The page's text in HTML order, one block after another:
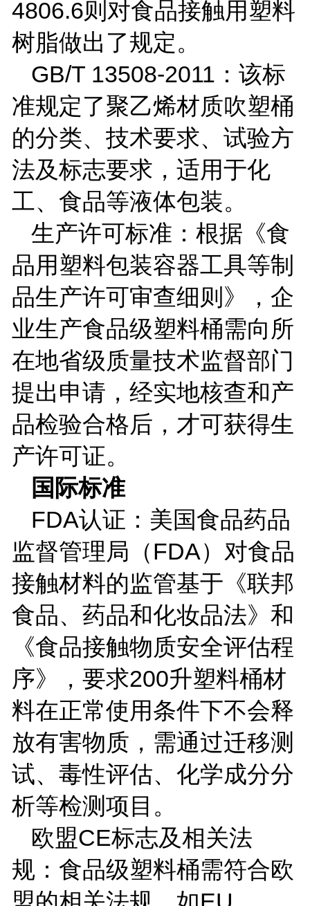
4806.6则对食品接触用塑料
树脂做出了规定。
GB/T 13508-2011 ：该标
准规定了聚乙烯材质吹塑桶
的分类、技术要求、试验方
法及标志要求，适用于化
工、食品等液体包装。
生产许可标准：根据《食
品用塑料包装容器工具等制
品生产许可审查细则》，企
业生产食品级塑料桶需向所
在地省级质量技术监督部门
提出申请，经实地核查和产
品检验合格后，才可获得生
产许可证。
国际标准
FDA认证：美国食品药品
监督管理局（FDA）对食品
接触材料的监管基于《联邦
食品、药品和化妆品法》和
《食品接触物质安全评估程
序》，要求200升塑料桶材
料在正常使用条件下不会释
放有害物质，需通过迁移测
试、毒性评估、化学成分分
析等检测项目。
欧盟CE标志及相关法
规：食品级塑料桶需符合欧